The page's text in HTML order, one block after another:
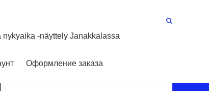
-näyttely Janakkalassa
Оформление заказа